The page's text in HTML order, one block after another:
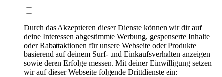
Durch das Akzeptieren dieser Dienste können wir dir auf
deine Interessen abgestimmte Werbung, gesponserte Inhalte
oder Rabattaktionen für unsere Webseite oder Produkte
basierend auf deinem Surf- und Einkaufsverhalten anzeigen
sowie deren Erfolge messen. Mit deiner Einwilligung setzen
wir auf dieser Webseite folgende Drittdienste ein: